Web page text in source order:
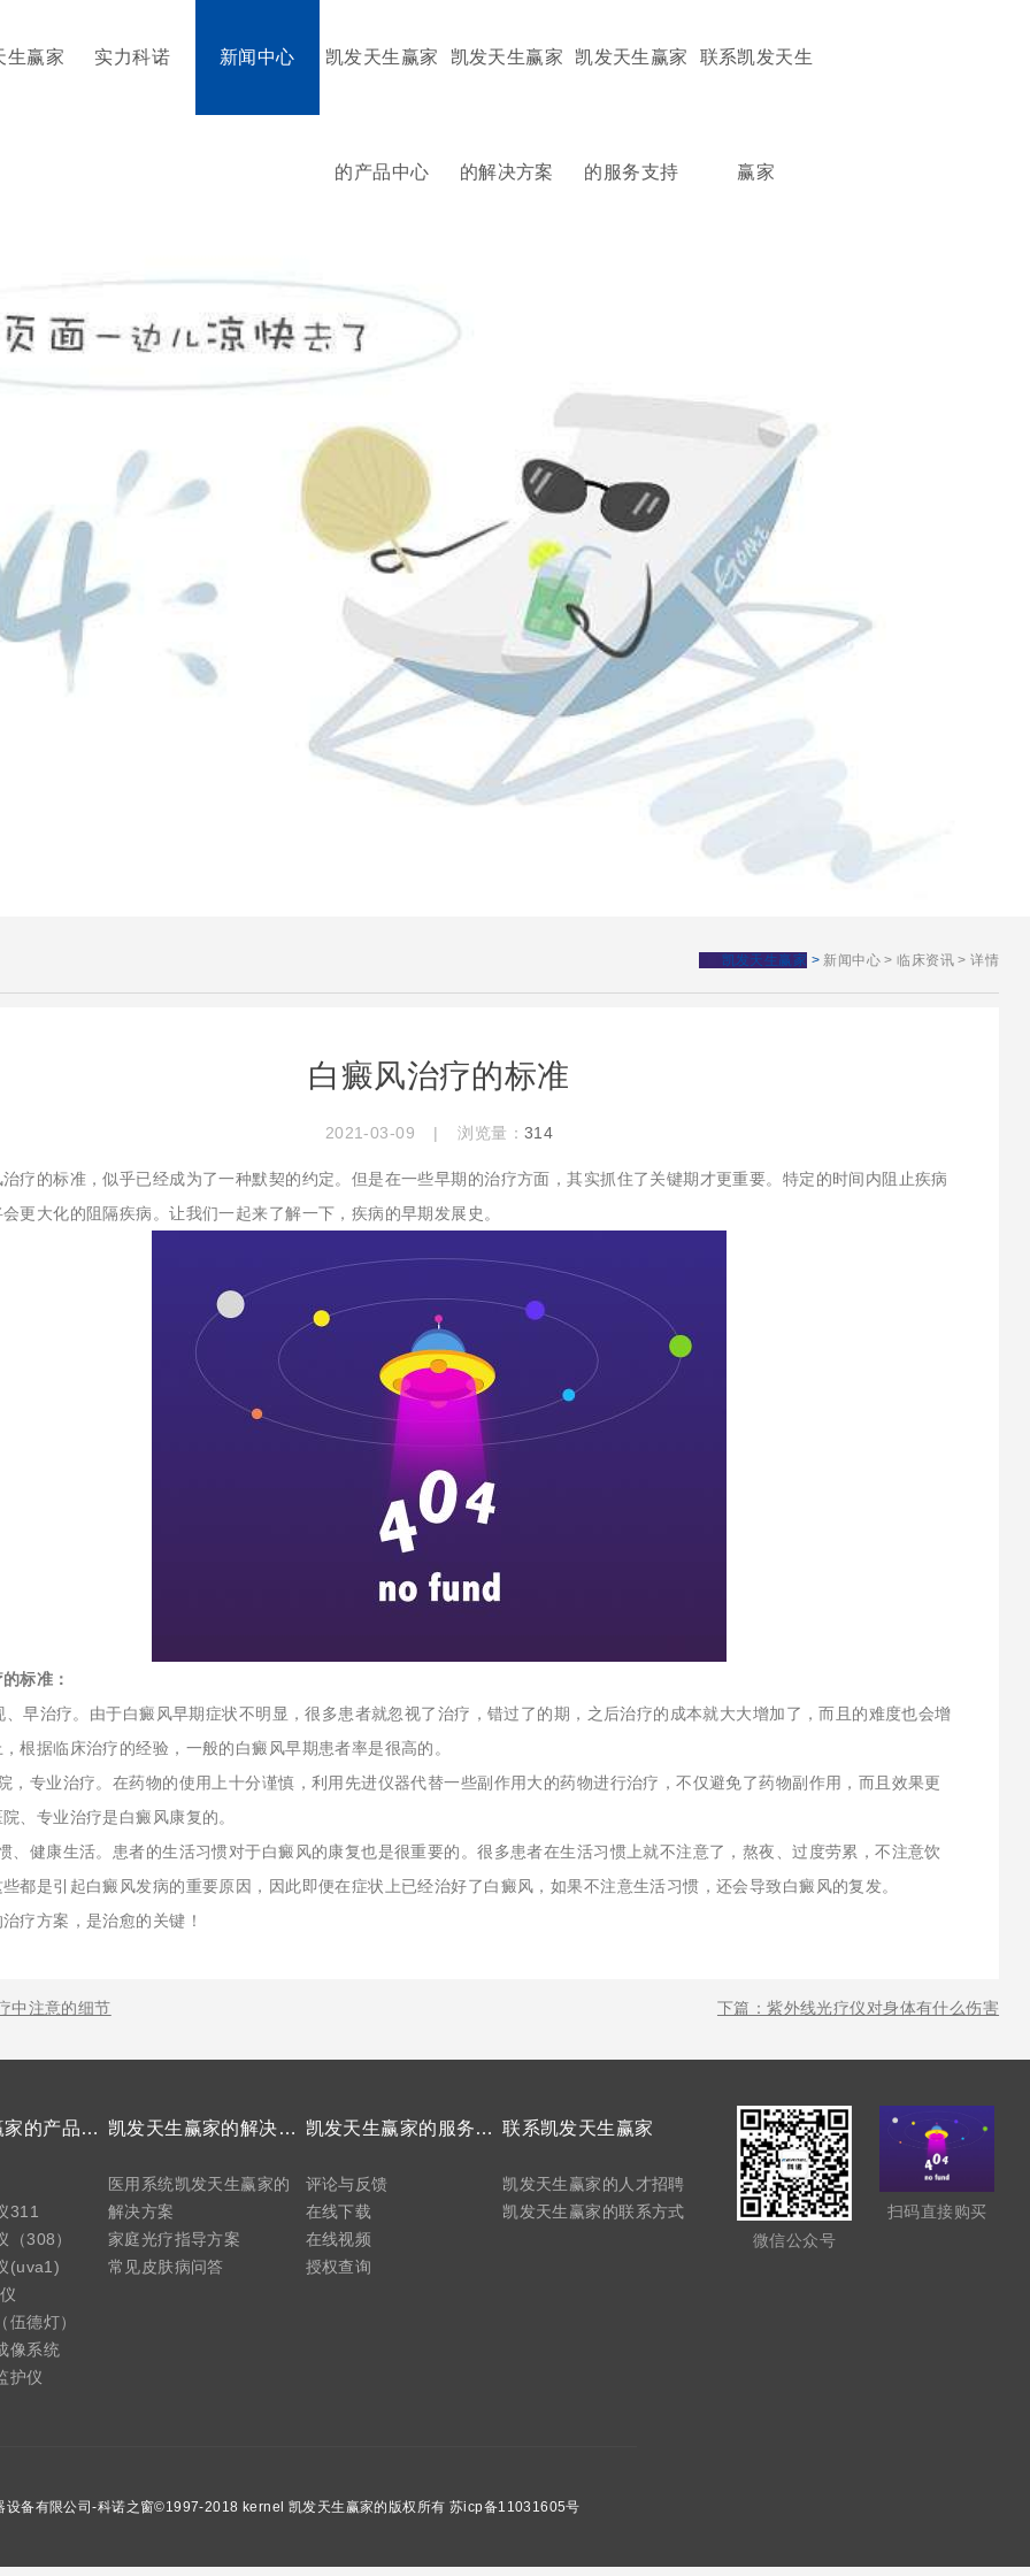
生赢家 实力科诺 新闻中心 凯发天生赢家
的产品中心
凯发天生赢家
的解决方案
凯发天生赢家
的服务支持
联系凯发天生
赢家
凯发天生赢家 > 新闻中心 > 临床资讯 > 详情
白癜风治疗的标准
2021-03-09 | 浏览量： 314
疗的标准，似乎已经成为了一种默契的约定。但是在一些早期的治疗方面，其实抓住了关键期才更重要。特定的时间内阻止疾病
更大化的阻隔疾病。让我们一起来了解一下，疾病的早期发展史。
标准：
早治疗。由于白癜风早期症状不明显，很多患者就忽视了治疗，错过了的期，之后治疗的成本就大大增加了，而且的难度也会增
根据临床治疗的经验，一般的白癜风早期患者率是很高的。
，专业治疗。在药物的使用上十分谨慎，利用先进仪器代替一些副作用大的药物进行治疗，不仅避免了药物副作用，而且效果更
、专业治疗是白癜风康复的。
、健康生活。患者的生活习惯对于白癜风的康复也是很重要的。很多患者在生活习惯上就不注意了，熬夜、过度劳累，不注意饮
都是引起白癜风发病的重要原因，因此即便在症状上已经治好了白癜风，如果不注意生活习惯，还会导致白癜风的复发。
疗方案，是治愈的关键！
中注意的细节 下篇：紫外线光疗仪对身体有什么伤害
凯发天生赢家的产品中心
311
（308）
(uva1)
伍德灯）
像系统
护仪
凯发天生赢家的解决方案
医用系统凯发天生赢家的
解决方案
家庭光疗指导方案
常见皮肤病问答
凯发天生赢家的服务支持
评论与反馈
在线下载
在线视频
授权查询
联系凯发天生赢家
凯发天生赢家的人才招聘
凯发天生赢家的联系方式
微信公众号
扫码直接购买
设备有限公司-科诺之窗©1997-2018 kernel 凯发天生赢家的版权所有 苏icp备11031605号